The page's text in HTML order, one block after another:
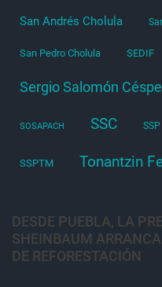
San Andrés Cholula
San Pedro Cholula SEDIF
Sergio Salomón
SOSAPACH SSC SSP
SSPTM Tonantzin
DESDE PUEBLA, LA
SHEINBAUM
DE REFORESTACIÓN